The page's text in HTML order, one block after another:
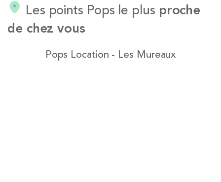
Les points Pops le plus proche
de chez vous
Pops Location - Les Mureaux